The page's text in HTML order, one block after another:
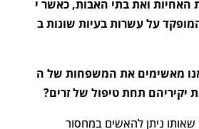
האחיות ואתבתי האבות, כאשר י
עלעשרותבעיות שונותב
מאשימים את המשפחות של ה
יקיריהם תחתטיפול שלזרים?
ניתן להאשים במחסור